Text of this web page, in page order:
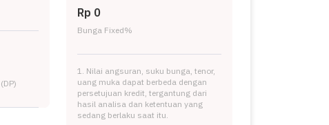
Rp 0
Bunga Fixed%
1. Nilai angsuran, suku bunga, tenor,
uang muka dapat berbeda dengan
persetujuan kredit, tergantung dari
hasil analisa dan ketentuan yang
sedang berlaku saat itu.